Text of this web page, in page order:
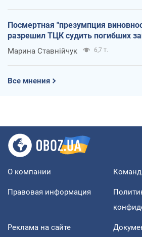
Посмертная "презумпция
разрешил ТЦК судить погибших
Марина Ставнійчук 6,7 т.
Все мнения
О компании
Правовая информация
Реклама на сайте